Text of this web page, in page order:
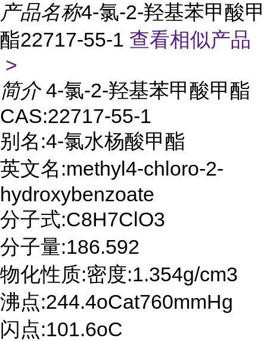
产品名称4-氯-2-羟基苯甲酸甲
酯22717-55-1 查看相似产品
>
简介 4-氯-2-羟基苯甲酸甲酯
CAS:22717-55-1
别名:4-氯水杨酸甲酯
英文名:methyl4-chloro-2-
hydroxybenzoate
分子式:C8H7ClO3
分子量:186.592
物化性质:密度:1.354g/cm3
沸点:244.4oCat760mmHg
闪点:101.6oC